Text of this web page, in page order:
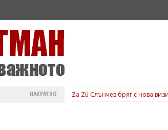
НАКРАТКО Za Zú Слънчев бряг с нова